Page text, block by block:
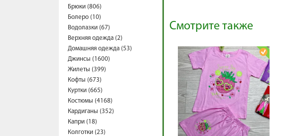
Брюки (806)
Болеро (10)
Водолазки (67)
Верхняя одежда (2)
Домашняя одежда (53)
Джинсы (1600)
Жилеты (399)
Кофты (673)
Куртки (665)
Костюмы (4168)
Кардиганы (352)
Капри (18)
Колготки (23)
Смотрите также